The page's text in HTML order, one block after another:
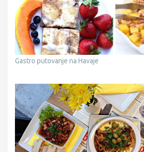
Gastro putovanje na Havaje